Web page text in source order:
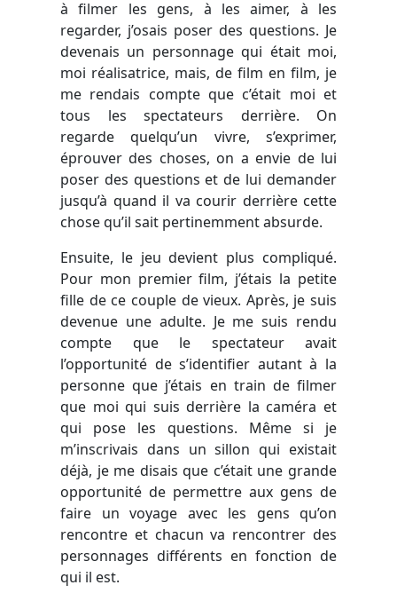
à filmer les gens, à les aimer, à les
regarder, j’osais poser des questions. Je
devenais un personnage qui était moi,
moi réalisatrice, mais, de film en film, je
me rendais compte que c’était moi et
tous les spectateurs derrière. On
regarde quelqu’un vivre, s’exprimer,
éprouver des choses, on a envie de lui
poser des questions et de lui demander
jusqu’à quand il va courir derrière cette
chose qu’il sait pertinemment absurde.
Ensuite, le jeu devient plus compliqué.
Pour mon premier film, j’étais la petite
fille de ce couple de vieux. Après, je suis
devenue une adulte. Je me suis rendu
compte que le spectateur avait
l’opportunité de s’identifier autant à la
personne que j’étais en train de filmer
que moi qui suis derrière la caméra et
qui pose les questions. Même si je
m’inscrivais dans un sillon qui existait
déjà, je me disais que c’était une grande
opportunité de permettre aux gens de
faire un voyage avec les gens qu’on
rencontre et chacun va rencontrer des
personnages différents en fonction de
qui il est.